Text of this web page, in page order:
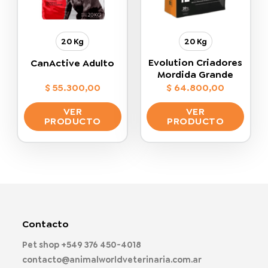
elegir
en
la
página
elegir
la
página
de
producto
20 Kg
CanActive Adulto
$55.300,00
VER
PRODUCTO
elegir
en
20 Kg
Evolution Criadores
Mordida Grande
$ 64.800,00
VER
PRODUCTO
en
Contacto
Pet shop +549 376 450-4018
contacto@animalworldveterinaria.com.ar